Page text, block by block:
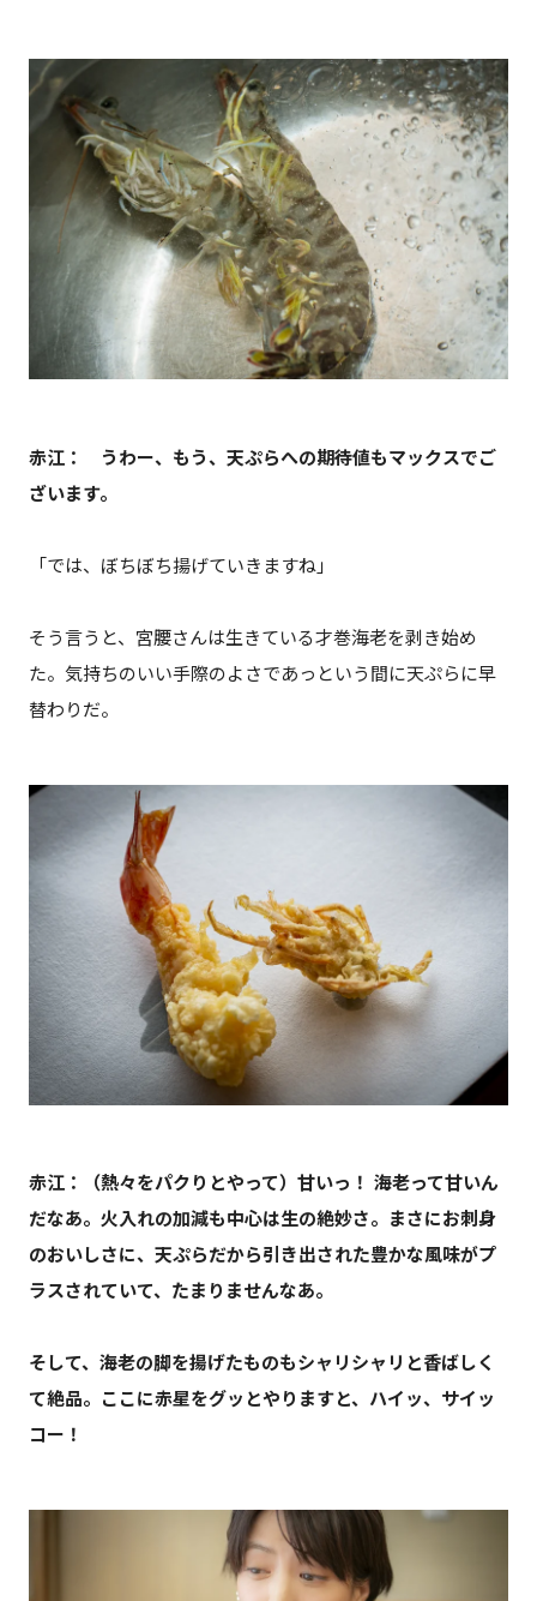
赤江： うわー、もう、天ぷらへの期待値もマックスでご
ざいます。
「では、ぼちぼち揚げていきますね」
そう言うと、宮腰さんは生きている才巻海老を剥き始め
た。気持ちのいい手際のよさであっという間に天ぷらに早
替わりだ。
赤江：（熱々をパクりとやって）甘いっ！ 海老って甘いん
だなあ。火入れの加減も中心は生の絶妙さ。まさにお刺身
のおいしさに、天ぷらだから引き出された豊かな風味がプ
ラスされていて、たまりませんなあ。
そして、海老の脚を揚げたものもシャリシャリと香ばしく
て絶品。ここに赤星をグッとやりますと、ハイッ、サイッ
コー！